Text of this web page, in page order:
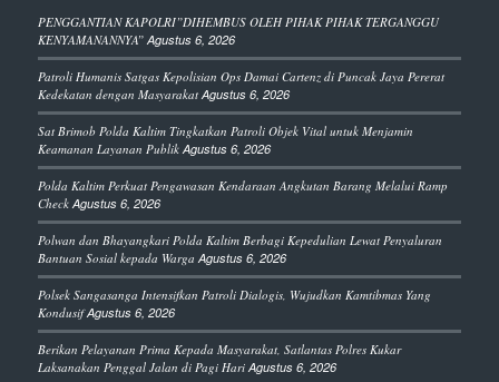
PENGGANTIAN KAPOLRI”DIHEMBUS OLEH PIHAK PIHAK TERGANGGU
KENYAMANANNYA” Agustus 6, 2026
Patroli Humanis Satgas Kepolisian Ops Damai Cartenz di Puncak Jaya Pererat
Kedekatan dengan Masyarakat Agustus 6, 2026
Sat Brimob Polda Kaltim Tingkatkan Patroli Objek Vital untuk Menjamin
Keamanan Layanan Publik Agustus 6, 2026
Polda Kaltim Perkuat Pengawasan Kendaraan Angkutan Barang Melalui Ramp
Check Agustus 6, 2026
Polwan dan Bhayangkari Polda Kaltim Berbagi Kepedulian Lewat Penyaluran
Bantuan Sosial kepada Warga Agustus 6, 2026
Polsek Sangasanga Intensifkan Patroli Dialogis, Wujudkan Kamtibmas Yang
Kondusif Agustus 6, 2026
Berikan Pelayanan Prima Kepada Masyarakat, Satlantas Polres Kukar
Laksanakan Penggal Jalan di Pagi Hari Agustus 6, 2026